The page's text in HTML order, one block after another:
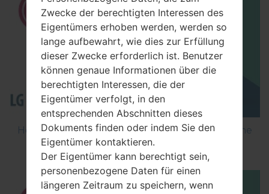
How to Flash Stock Firmware on LG Smartphone
using LG Flash Tool 2014?
Zwecke der berechtigten Interessen des
Eigentümers erhoben werden, werden so
lange aufbewahrt, wie dies zur Erfüllung
dieser Zwecke erforderlich ist. Benutzer
können genaue Informationen über die
berechtigten Interessen, die der
Eigentümer verfolgt, in den
entsprechenden Abschnitten dieses
Dokuments finden oder indem Sie den
Eigentümer kontaktieren.
Der Eigentümer kann berechtigt sein,
personenbezogene Daten für einen
längeren Zeitraum zu speichern, wenn